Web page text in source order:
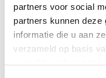
partners voor social
partners kunnen deze
informatie die u aan
verzameld op basis
De ware liefde van
Anna Brugh trouwde in
William Singer. Samen